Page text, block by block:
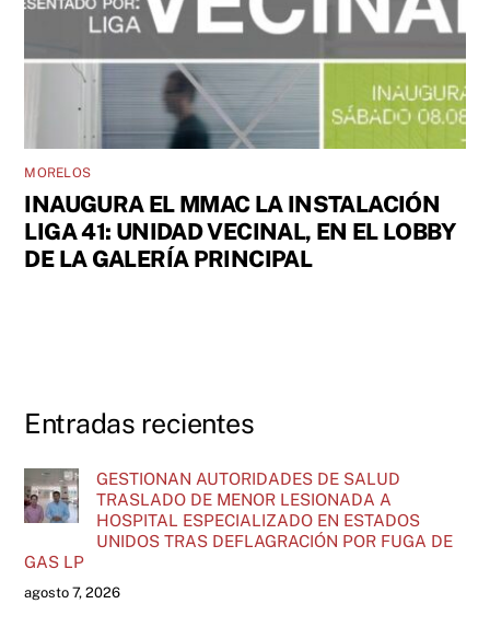
MORELOS
INAUGURA EL MMAC LA INSTALACIÓN
LIGA 41: UNIDAD VECINAL, EN EL LOBBY
DE LA GALERÍA PRINCIPAL
Entradas recientes
GESTIONAN AUTORIDADES DE SALUD
TRASLADO DE MENOR LESIONADA A
HOSPITAL ESPECIALIZADO EN ESTADOS
UNIDOS TRAS DEFLAGRACIÓN POR FUGA DE
GAS LP
agosto 7, 2026